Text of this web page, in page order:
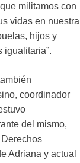
militamos con
vidas en nuestra
hijos y
igualitaria”.
coordinador
del mismo,
Adriana y actual